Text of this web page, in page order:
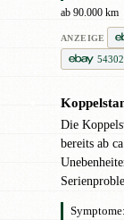
ab 90.000 km
ANZEIGE
Die
bereits ab
Symptome: